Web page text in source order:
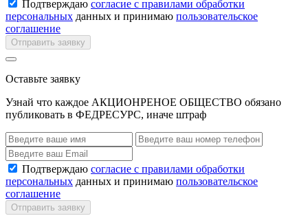
Подтверждаю согласие с правилами обработки
персональных данных и принимаю пользовательское
соглашение
Отправить заявку
Оставьте заявку
Узнай что каждое АКЦИОНРЕНОЕ ОБЩЕСТВО обязано
публиковать в ФЕДРЕСУРС, иначе штраф
Подтверждаю согласие с правилами обработки
персональных данных и принимаю пользовательское
соглашение
Отправить заявку